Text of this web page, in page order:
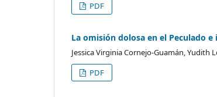
PDF
La omisión dolosa en el Peculado
Jessica Virginia Cornejo-Guamán, Yudith
PDF